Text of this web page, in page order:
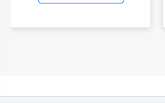
old male, non-smoker, with no pre-